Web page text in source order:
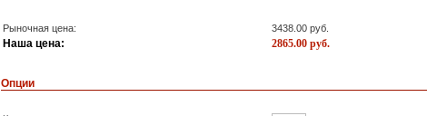
Рыночная цена: 3438.00 руб.
Наша цена: 2865.00 руб.
Опции